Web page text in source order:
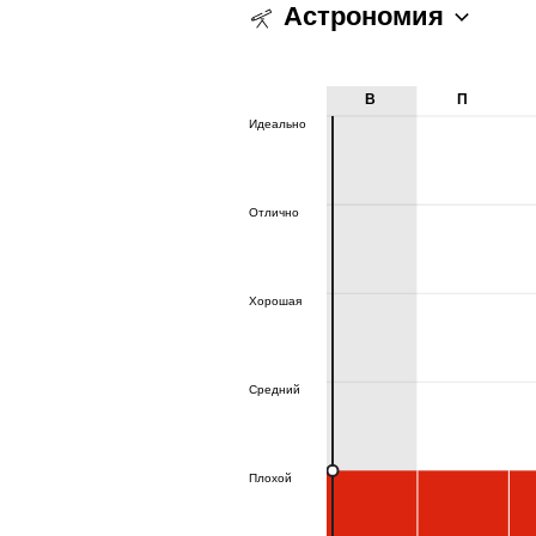
Астрономия
Идеально
Отлично
Хорошая
Средний
Плохой
В П
Идеально
Отлично
Хорошая
Средний
Плохой